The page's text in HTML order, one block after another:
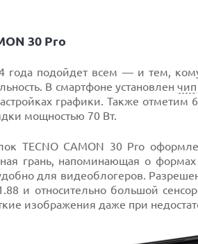
30 Pro
года подойдет всем — и тем,
В смартфоне установленчип
графики. Также отметим
мощностью 70 Вт.
TECNO CAMON 30 Pro
грань, напоминающая о
для видеоблогеров.
и относительно большой
изображения даже при